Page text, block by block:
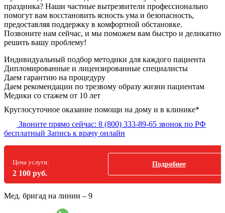
праздника? Наши частные вытрезвители профессионально
помогут вам восстановить ясность ума и безопасность,
предоставляя поддержку в комфортной обстановке.
Позвоните нам сейчас, и мы поможем вам быстро и деликатно
решить вашу проблему!
Индивидуальный подбор методики для каждого пациента
Дипломированные и лицензированные специалисты
Даем гарантию на процедуру
Даем рекомендации по трезвому образу жизни пациентам
Медики со стажем от 10 лет
Круглосуточное оказание помощи на дому и в клинике*
Звоните прямо сейчас: 8 (800) 333-89-65 звонок по РФ
бесплатный Запись к врачу онлайн
Цена услуги:
2 100 руб.
Подробнее
Мед. бригад на линии – 9